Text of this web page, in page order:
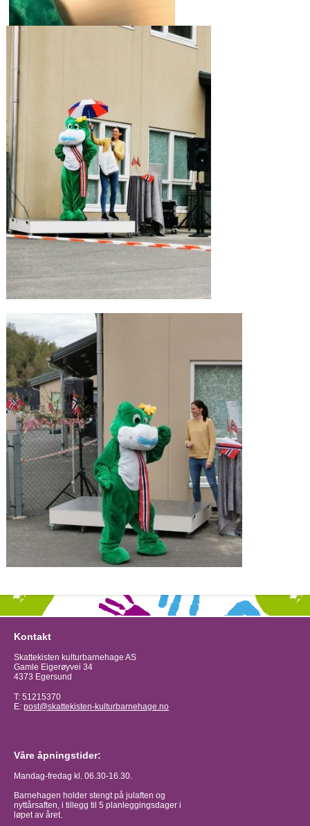
Kontakt
Skattekisten kulturbarnehage AS
Gamle Eigerøyvei 34
4373 Egersund
T: 51215370
E: post@skattekisten-kulturbarnehage.no
Våre åpningstider:
Mandag-fredag kl. 06.30-16.30.
Barnehagen holder stengt på julaften og
nyttårsaften, i tillegg til 5 planleggingsdager i
løpet av året.